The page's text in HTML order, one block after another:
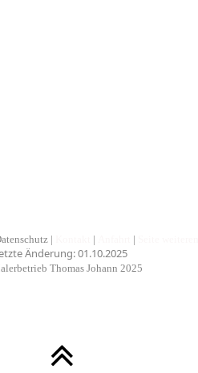
| | |
Änderung: 01.10.2025
Thomas Johann 2025